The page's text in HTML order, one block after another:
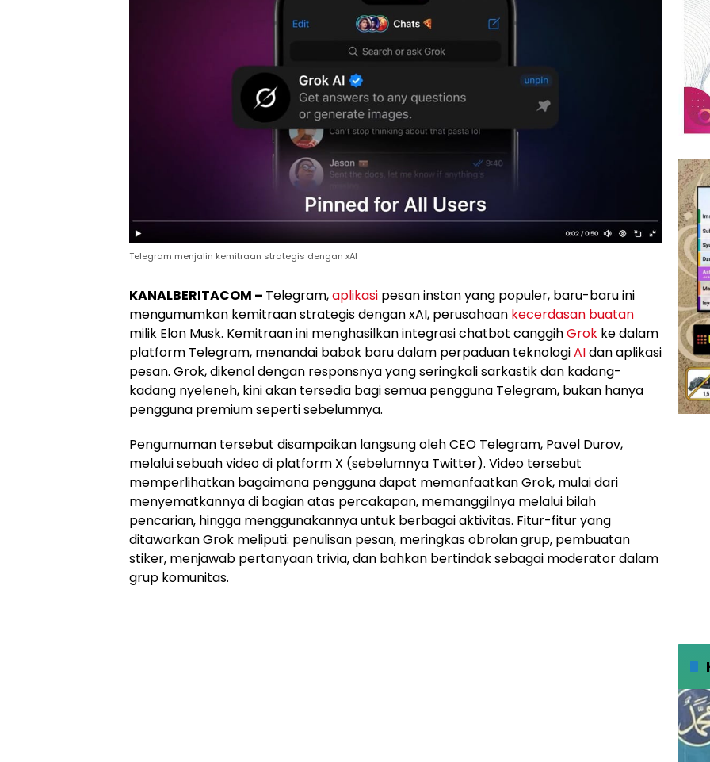
Telegram menjalin kemitraan strategis dengan xAI
KANALBERITACOM – Telegram,aplikasi pesan instan yang populer, baru-baru ini
mengumumkan kemitraan strategis dengan xAI, perusahaan kecerdasan buatan
milik Elon Musk. Kemitraan ini menghasilkan integrasi chatbot canggihGrok ke dalam
platform Telegram, menandai babak baru dalam perpaduan teknologiAIdan aplikasi
pesan. Grok, dikenal dengan responsnya yang seringkali sarkastik dan kadang-
kadang nyeleneh, kini akan tersedia bagi semua pengguna Telegram, bukan hanya
pengguna premium seperti sebelumnya.
Pengumuman tersebut disampaikan langsung oleh CEO Telegram, Pavel Durov,
melalui sebuah video di platform X (sebelumnya Twitter). Video tersebut
memperlihatkan bagaimana pengguna dapat memanfaatkan Grok, mulai dari
menyematkannya di bagian atas percakapan, memanggilnya melalui bilah
pencarian, hingga menggunakannya untuk berbagai aktivitas. Fitur-fitur yang
ditawarkan Grok meliputi: penulisan pesan, meringkas obrolan grup, pembuatan
stiker, menjawab pertanyaan trivia, dan bahkan bertindak sebagai moderator dalam
grup komunitas.